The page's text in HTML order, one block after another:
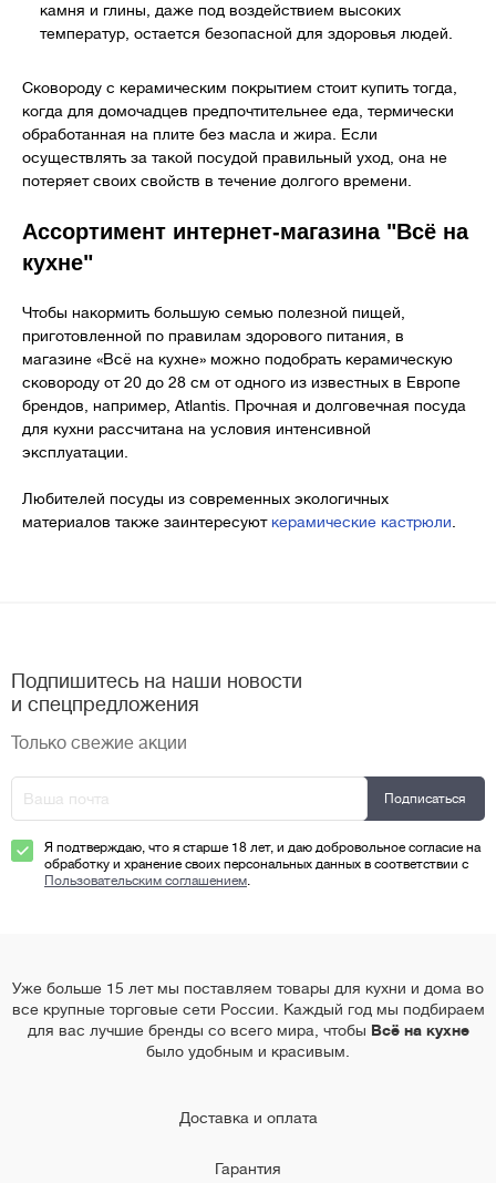
камня и глины, даже под воздействием высоких
температур, остается безопасной для здоровья людей.
Сковороду с керамическим покрытием стоит купить тогда,
когда для домочадцев предпочтительнее еда, термически
обработанная на плите без масла и жира. Если
осуществлять за такой посудой правильный уход, она не
потеряет своих свойств в течение долгого времени.
Ассортимент интернет-магазина "Всё на
кухне"
Чтобы накормить большую семью полезной пищей,
приготовленной по правилам здорового питания, в
магазине «Всё на кухне» можно подобрать керамическую
сковороду от 20 до 28 см от одного из известных в Европе
брендов , например, Atlantis . Прочная и долговечная посуда
для кухни рассчитана на условия интенсивной
эксплуатации.
Любителей посуды из современных экологичных
материалов также заинтересуюткерамические кастрюли
Подпишитесь на наши новости
и спецпредложения
Только свежие акции
Я подтверждаю, что я старше 18 лет, и даю добровольное согласие на
обработку и хранение своих персональных данных в соответствии с
Пользовательским соглашением.
Уже больше 15 лет мы поставляем товары для кухни и дома во
все крупные торговые сети России. Каждый год мы подбираем
для вас лучшие бренды со всего мира, чтобы Всё на кухне
было удобным и красивым.
Доставка и оплата
Гарантия